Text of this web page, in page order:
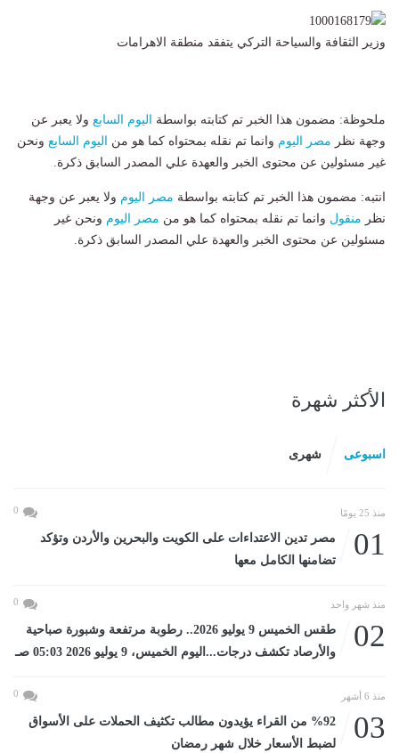
وزير الثقافة والسياحة التركي يتفقد منطقة الاهرامات
ملحوظة: مضمون هذا الخبر تم كتابته بواسطة اليوم السابع ولا يعبر عن
وجهة نظر مصر اليوم وانما تم نقله بمحتواه كما هو من اليوم السابع ونحن
غير مسئولين عن محتوى الخبر والعهدة علي المصدر السابق ذكرة.
انتبه: مضمون هذا الخبر تم كتابته بواسطة مصر اليوم ولا يعبر عن وجهة
نظر منقول وانما تم نقله بمحتواه كما هو من مصر اليوم ونحن غير
مسئولين عن محتوى الخبر والعهدة علي المصدر السابق ذكرة.
الأكثر شهرة
اسبوعى شهرى
منذ 25 يومًا 0
01
مصر تدين الاعتداءات على الكويت والبحرين والأردن وتؤكد
تضامنها الكامل معها
منذ شهر واحد 0
02
طقس الخميس 9 يوليو 2026.. رطوبة مرتفعة وشبورة صباحية
والأرصاد تكشف درجات...اليوم الخميس، 9 يوليو 2026 05:03 صـ
منذ 6 أشهر 0
03
%92 من القراء يؤيدون مطالب تكثيف الحملات على الأسواق
لضبط الأسعار خلال شهر رمضان